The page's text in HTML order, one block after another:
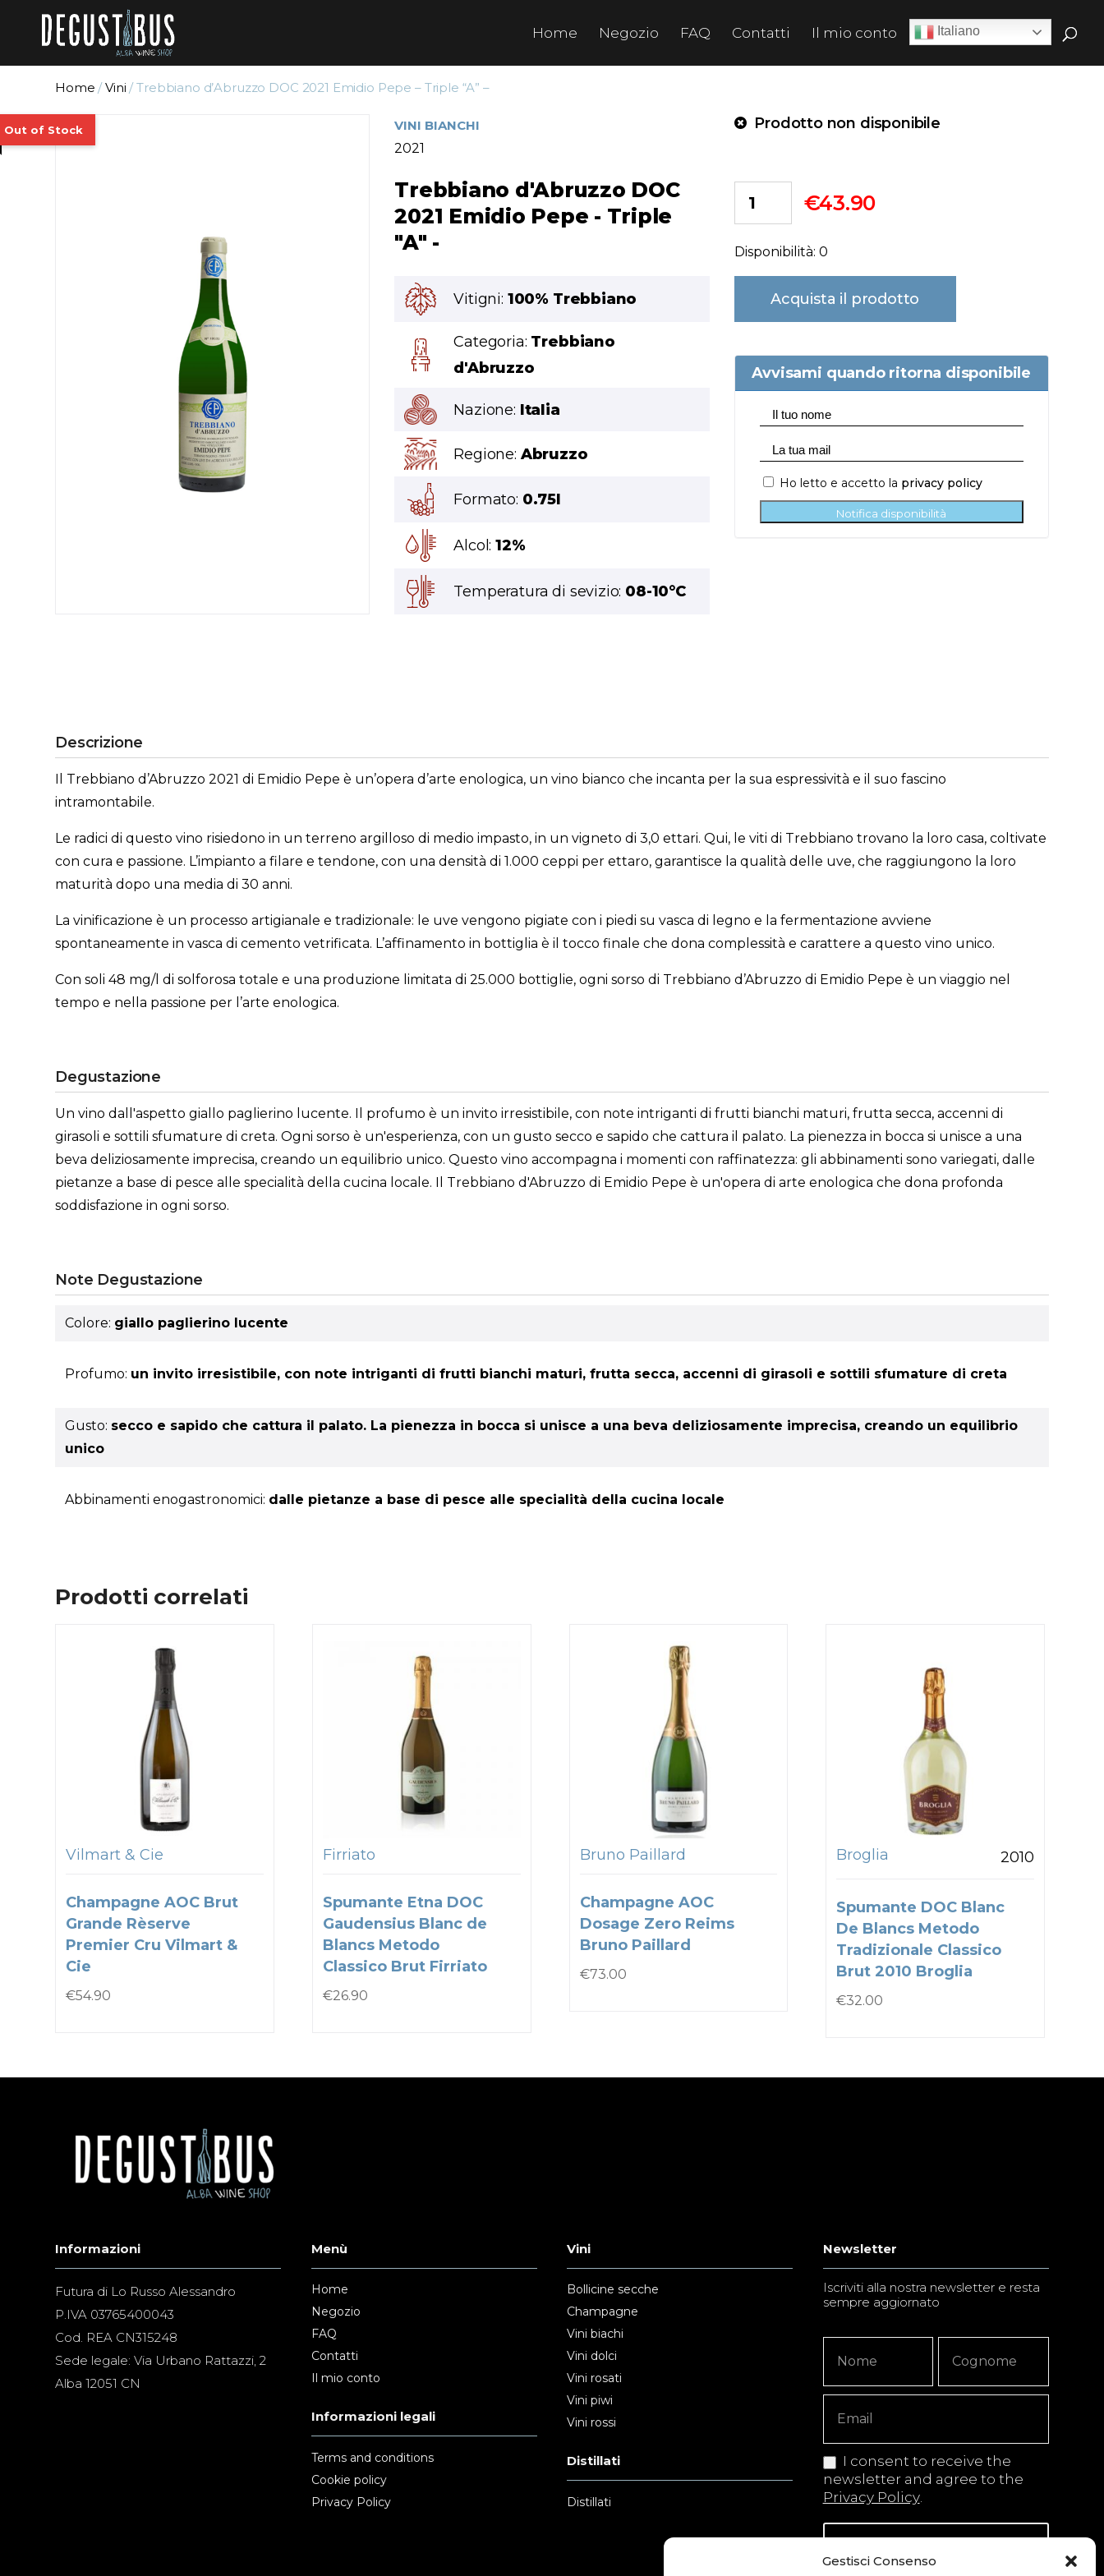
Gestisci Consenso
Home Negozio FAQ Contatti Il mio conto
Home /Vini / Trebbiano d’Abruzzo DOC 2021 Emidio Pepe – Triple “A” –
VINI BIANCHI
2021
Trebbiano d'Abruzzo DOC
2021 Emidio Pepe - Triple
"A" -
Vitigni: 100% Trebbiano
Categoria: Trebbiano
d'Abruzzo
Nazione: Italia
Regione: Abruzzo
Formato: 0.75l
Alcol:12%
Temperatura di sevizio: 08-10°C
Prodotto non disponibile
€43.90
Disponibilità: 0
Acquista il prodotto
Avvisami quando ritorna disponibile
Ho letto e accetto la privacy policy
Notifica disponibilità
Descrizione
Il Trebbiano d’Abruzzo 2021 di Emidio Pepe è un’opera d’arte enologica, un vino bianco che incanta per la sua espressività e il suo fascino
intramontabile.
Le radici di questo vino risiedono in un terreno argilloso di medio impasto, in un vigneto di 3,0 ettari. Qui, le viti di Trebbiano trovano la loro casa, coltivate
con cura e passione. L’impianto a filare e tendone, con una densità di 1.000 ceppi per ettaro, garantisce la qualità delle uve, che raggiungono la loro
maturità dopo una media di 30 anni.
La vinificazione è un processo artigianale e tradizionale: le uve vengono pigiate con i piedi su vasca di legno e la fermentazione avviene
spontaneamente in vasca di cemento vetrificata. L’affinamento in bottiglia è il tocco finale che dona complessità e carattere a questo vino unico.
Con soli 48 mg/l di solforosa totale e una produzione limitata di 25.000 bottiglie, ogni sorso di Trebbiano d’Abruzzo di Emidio Pepe è un viaggio nel
tempo e nella passione per l’arte enologica.
Degustazione
Un vino dall'aspetto giallo paglierino lucente. Il profumo è un invito irresistibile, con note intriganti di frutti bianchi maturi, frutta secca, accenni di
girasoli e sottili sfumature di creta. Ogni sorso è un'esperienza, con un gusto secco e sapido che cattura il palato. La pienezza in bocca si unisce a una
beva deliziosamente imprecisa, creando un equilibrio unico. Questo vino accompagna i momenti con raffinatezza: gli abbinamenti sono variegati, dalle
pietanze a base di pesce alle specialità della cucina locale. Il Trebbiano d'Abruzzo di Emidio Pepe è un'opera di arte enologica che dona profonda
soddisfazione in ogni sorso.
Note Degustazione
Colore: giallo paglierino lucente
Profumo: un invito irresistibile, con note intriganti di frutti bianchi maturi, frutta secca, accenni di girasoli e sottili sfumature di creta
Gusto: secco e sapido che cattura il palato. La pienezza in bocca si unisce a una beva deliziosamente imprecisa, creando un equilibrio
unico
Abbinamenti enogastronomici: dalle pietanze a base di pesce alle specialità della cucina locale
Prodotti correlati
Vilmart & Cie
Champagne AOC Brut
Grande Rèserve
Premier Cru Vilmart &
Cie
€54.90
Firriato
Spumante Etna DOC
Gaudensius Blanc de
Blancs Metodo
Classico Brut Firriato
€26.90
Bruno Paillard
Champagne AOC
Dosage Zero Reims
Bruno Paillard
€73.00
Broglia 2010
Spumante DOC Blanc
De Blancs Metodo
Tradizionale Classico
Brut 2010 Broglia
€32.00
Informazioni
Futura di Lo Russo Alessandro
P.IVA 03765400043
Cod. REA CN315248
Sede legale: Via Urbano Rattazzi, 2
Alba 12051 CN
Menù
Home
Negozio
FAQ
Contatti
Il mio conto
Informazioni legali
Terms and conditions
Cookie policy
Privacy Policy
Vini
Bollicine secche
Champagne
Vini biachi
Vini dolci
Vini rosati
Vini piwi
Vini rossi
Distillati
Distillati
Newsletter
Iscriviti alla nostra newsletter e resta
sempre aggiornato
Signup
Copy
I consent to receive the
newsletter and agree to the
Privacy Policy.
Italiano